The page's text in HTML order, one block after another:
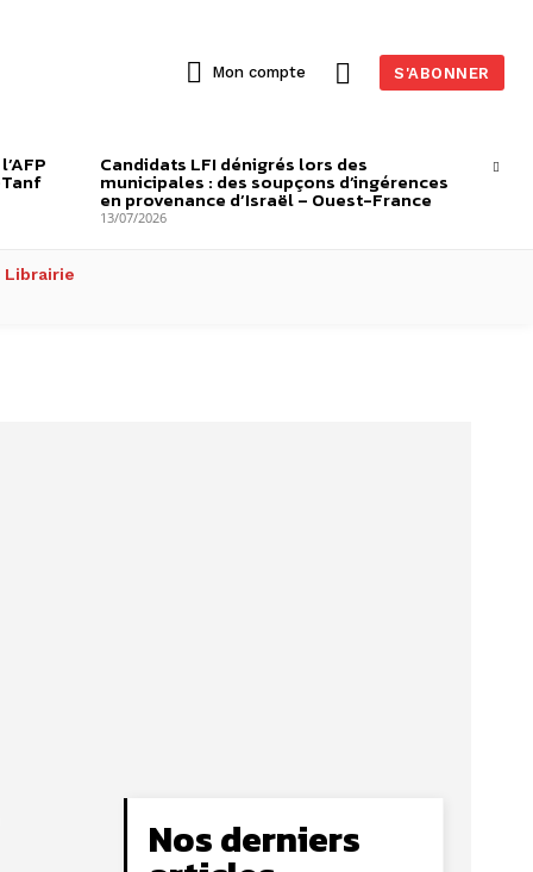
Mon compte S'ABONNER
Candidats LFI dénigrés lors des
municipales : des soupçons d’ingérences
en provenance d’Israël – Ouest-France
13/07/2026
Librairie
Nos derniers